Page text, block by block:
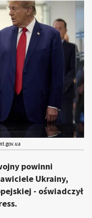
powinni
Ukrainy,
- oświadczył